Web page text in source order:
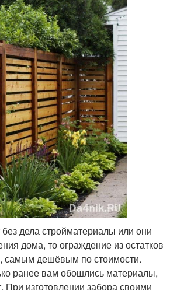
дела стройматериалы или они
дома, то ограждение из остатков
самым дешёвым по стоимости.
ранее вам обошлись материалы,
При изготовлении забора своими